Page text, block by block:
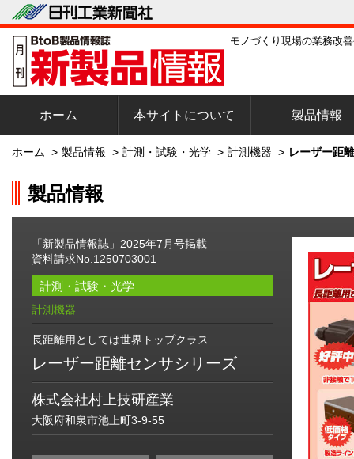
モノづくり現場の業務改
ホーム 本サイトについて 製品情報
ホーム > 製品情報 > 計測・試験・光学 > 計測機器 > レーザー距
製品情報
「新製品情報誌」2025年7月号掲載
資料請求No.1250703001
計測・試験・光学
計測機器
長距離用としては世界トップクラス
レーザー距離センサシリーズ
株式会社村上技研産業
大阪府和泉市池上町3-9-55